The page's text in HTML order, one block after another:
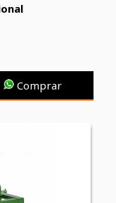
Comprar